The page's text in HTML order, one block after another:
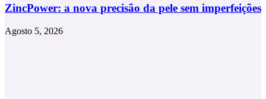
ZincPower: a nova precisão da pele sem imperfeições
Agosto 5, 2026